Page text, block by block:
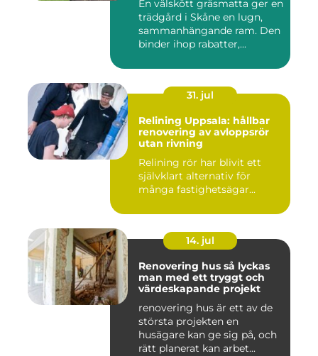
En välskött gräsmatta ger en
trädgård i Skåne en lugn,
sammanhängande ram. Den
binder ihop rabatter,...
31. jul
Relining Uppsala: hållbar
renovering av avloppsrör
utan rivning
Relining rör har blivit ett
självklart alternativ för
många fastighetsägar...
14. jul
Renovering hus så lyckas
man med ett tryggt och
värdeskapande projekt
renovering hus är ett av de
största projekten en
husägare kan ge sig på, och
rätt planerat kan arbet...